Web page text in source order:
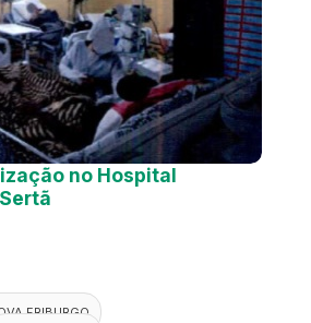
no Hospital
FRIBURGO